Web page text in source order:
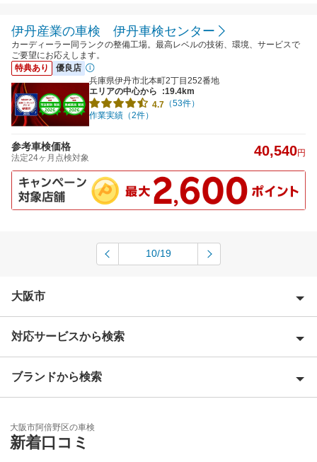
伊丹産業の車検 伊丹車検センター
カーディーラー同ランクの整備工場。最高レベルの技術、環境、サービスで
ご要望にお応えします。
特典あり
優良店
兵庫県伊丹市北本町2丁目252番地
エリアの中心から
:19.4km
4.7 （53件）
作業実績（2件）
参考車検価格
法定24ヶ月点検対象 40,540円
10/19
大阪市
大阪市旭区
大阪市北区
大阪市此花区
大阪市城東区
対応サービスから検索
Award 受賞店
特典あり
ブランドから検索
「車検の速太郎」
大阪市阿倍野区の車検
新着口コミ